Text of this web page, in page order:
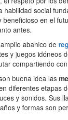
habilidad social
beneficioso en el
antes.
abanico de
y juegos idóneos
compartiendo
buena idea las
diferentes etapas
y sonidos. Sus
y formas son